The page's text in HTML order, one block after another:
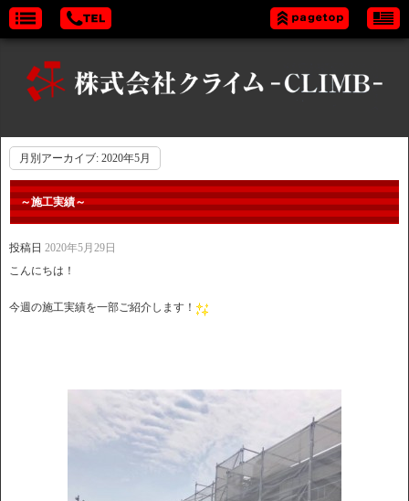
月別アーカイブ: 2020年5月
～施工実績～
投稿日 2020年5月29日
こんにちは！
今週の施工実績を一部ご紹介します！